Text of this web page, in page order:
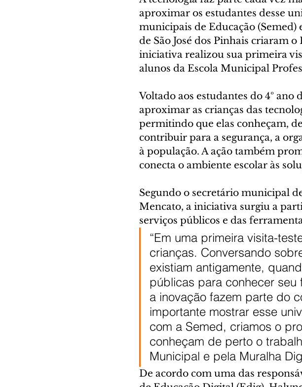
aproximar os estudantes desse
municipais de Educação (Semed)
de São José dos Pinhais criaram
iniciativa realizou sua primeira
alunos da Escola Municipal
Voltado aos estudantes do 4º
aproximar as crianças das
permitindo que elas conheçam,
contribuir para a segurança, a
à população. A ação também
conecta o ambiente escolar às
Segundo o secretário municipal
Mencato, a iniciativa surgiu a
serviços públicos e das
“Em uma primeira visita-
crianças. Conversando
existiam antigamente,
públicas para conhecer seu
a inovação fazem parte do
importante mostrar esse
com a Semed, criamos o
conheçam de perto o
Municipal e pela Muralha
De acordo com uma das